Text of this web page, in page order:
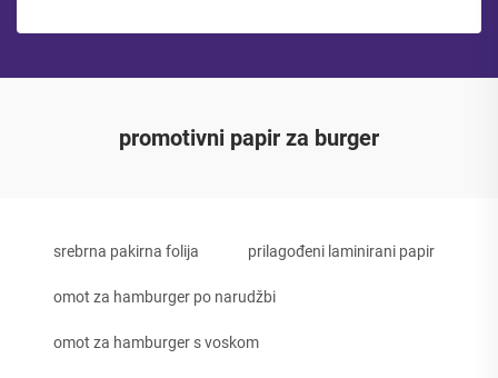
promotivni papir za burger
srebrna pakirna folija prilagođeni laminirani papir
omot za hamburger po narudžbi
omot za hamburger s voskom